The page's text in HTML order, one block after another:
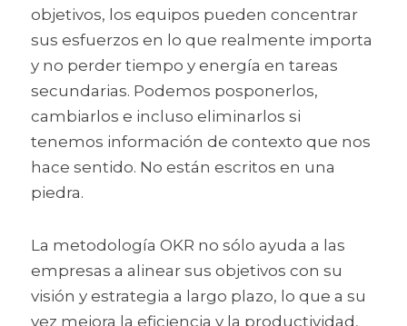
objetivos, los equipos pueden concentrar
sus esfuerzos en lo que realmente importa
y no perder tiempo y energía en tareas
secundarias. Podemos posponerlos,
cambiarlos e incluso eliminarlos si
tenemos información de contexto que nos
hace sentido. No están escritos en una
piedra.
La metodología OKR no sólo ayuda a las
empresas a alinear sus objetivos con su
visión y estrategia a largo plazo, lo que a su
vez mejora la eficiencia y la productividad,